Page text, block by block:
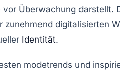
vor Überwachung darstellt.
zunehmend digitalisierten
Identität.